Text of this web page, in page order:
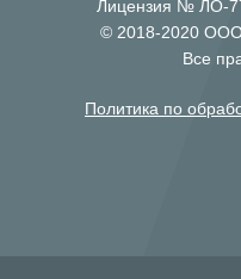
Лицензия № ЛО-
© 2018-2020
Все
Политика по